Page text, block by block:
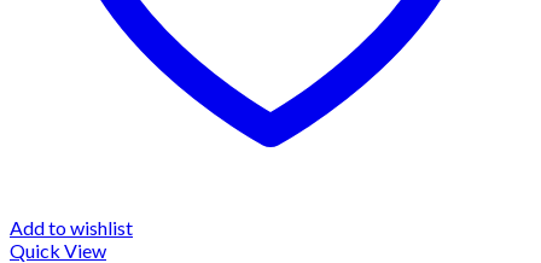
Add to wishlist
Quick View